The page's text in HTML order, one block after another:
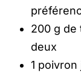
200 g de
deux
1